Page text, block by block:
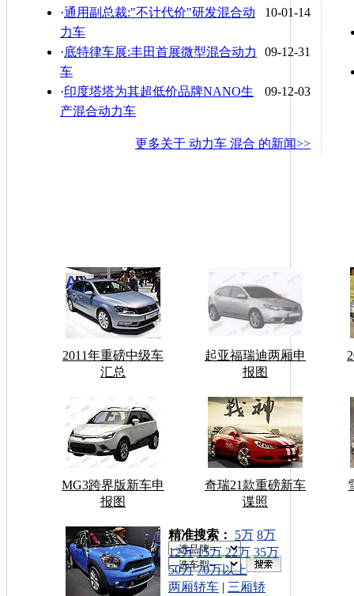
10-01-14
·通用副总裁:"不计代价"研发混合动
力车
09-12-31
·底特律车展:丰田首展微型混合动力
车
09-12-03
·印度塔塔为其超低价品牌NANO生
产混合动力车
更多关于 动力车 混合 的新闻>>
2011年重磅中级车
汇总
起亚福瑞迪两厢申
报图
MG3跨界版新车申
报图
奇瑞21款重磅新车
谍照
车型搜索：
精准搜索： 5万 8万
12万 15万 22万 35万
50万 70万以上
两厢轿车 | 三厢轿